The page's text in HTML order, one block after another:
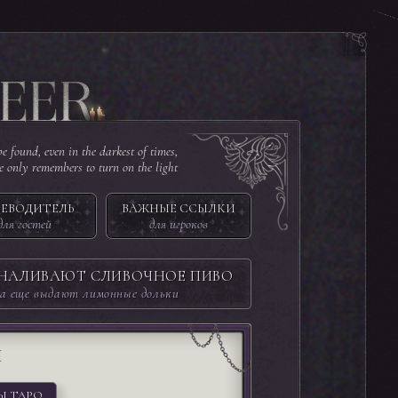
гостей
ВАЖНЫЕ ССЫЛКИ
для игроков
СЛИВОЧНОЕ ПИВО
а еще выдают лимонные дольки
found, even in the darkest of times,
only remembers to turn on the light